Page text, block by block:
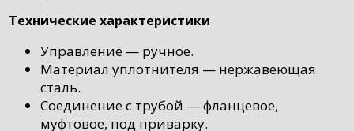
Технические характеристики
Управление — ручное.
Материал уплотнителя — нержавеющая
сталь.
Соединение с трубой — фланцевое,
муфтовое, под приварку.